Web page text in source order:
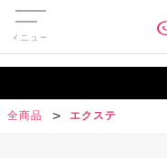
Menu
全商品 エクステ